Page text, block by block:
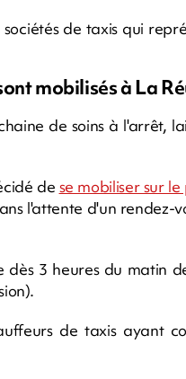
de taxis qui
mobilisés à La
de soins à l'arrêt,
de se mobiliser sur
l'attente d'un rendez-
dès 3 heures du matin
de taxis ayant